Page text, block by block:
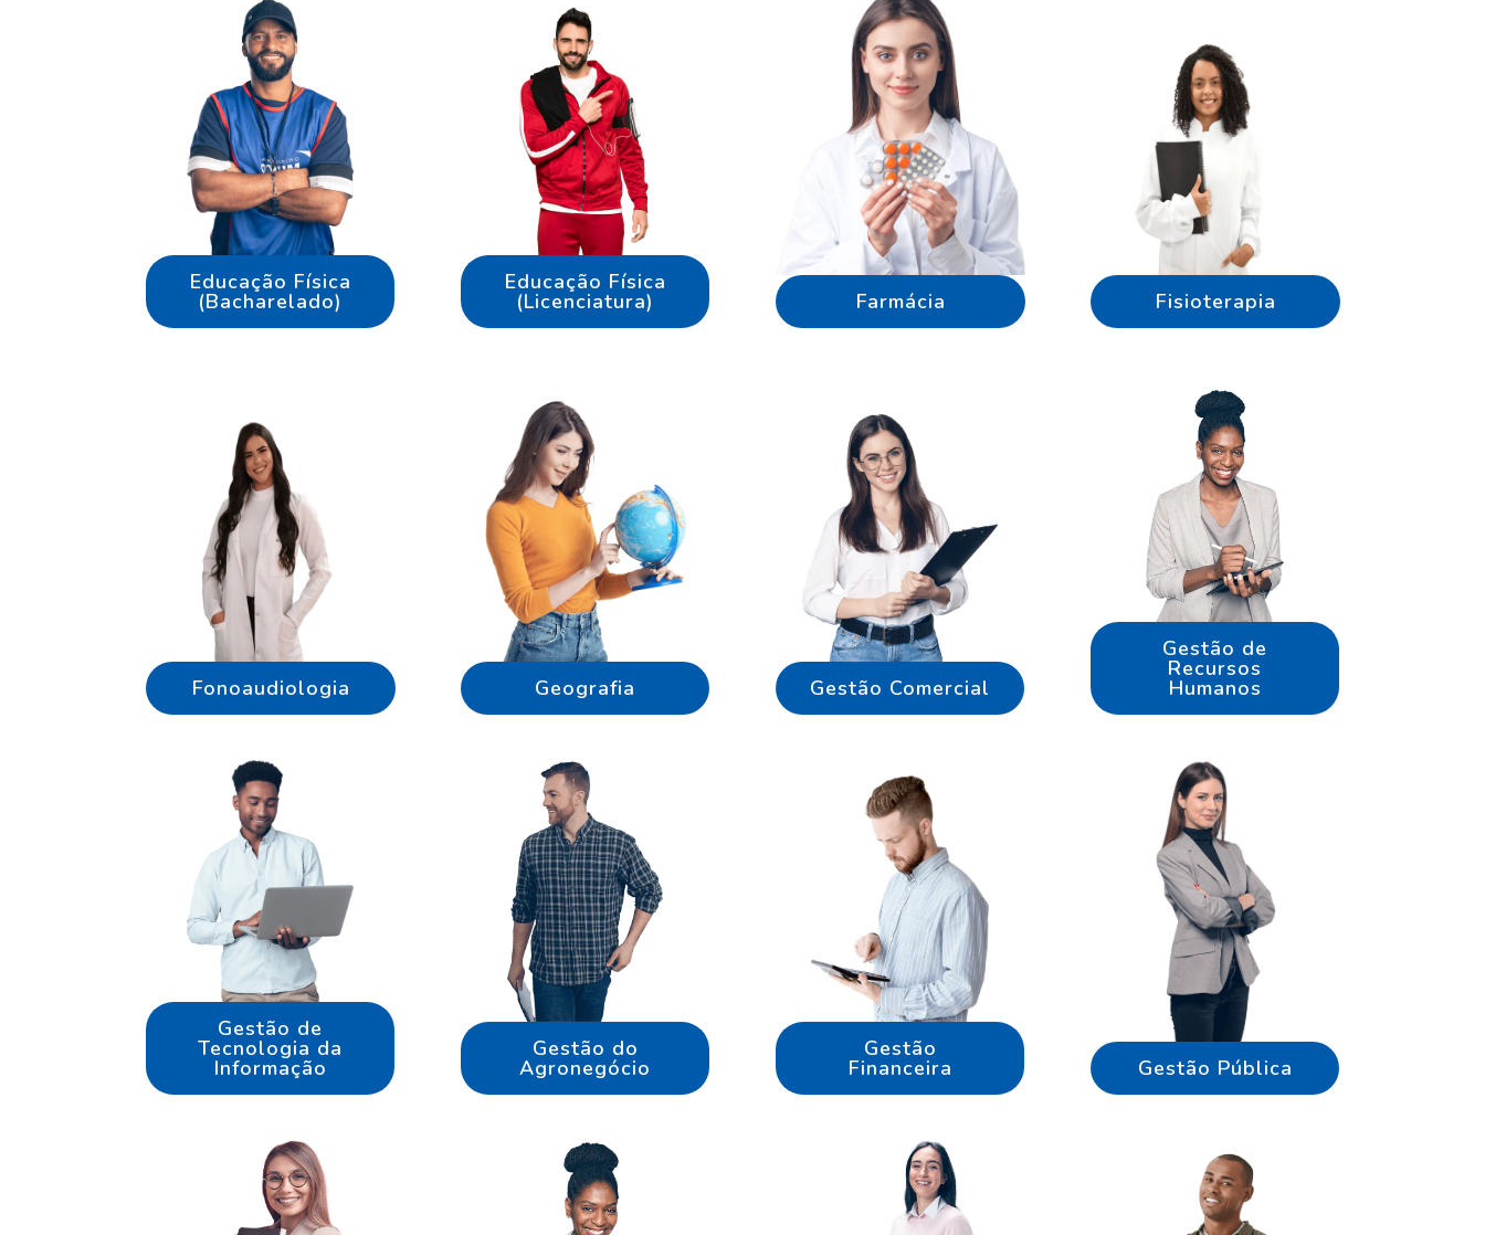
Educação Física
(Bacharelado)
Educação Física
(Licenciatura) Farmácia Fisioterapia
Fonoaudiologia Geografia Gestão Comercial
Gestão de
Recursos
Humanos
Gestão de
Tecnologia da
Informação
Gestão do
Agronegócio
Gestão
Financeira Gestão Pública